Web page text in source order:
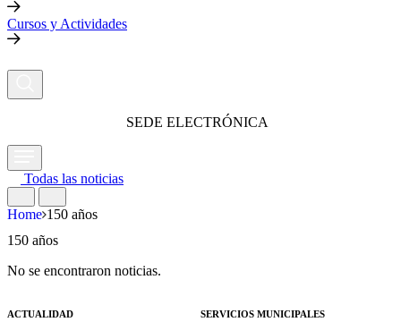
Cursos y Actividades
SEDE ELECTRÓNICA
Todas las noticias
Home 150 años
150 años
No se encontraron noticias.
ACTUALIDAD SERVICIOS MUNICIPALES